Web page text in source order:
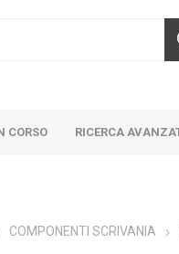
CORSO RICERCA
COMPONENTI SCRIVANIA